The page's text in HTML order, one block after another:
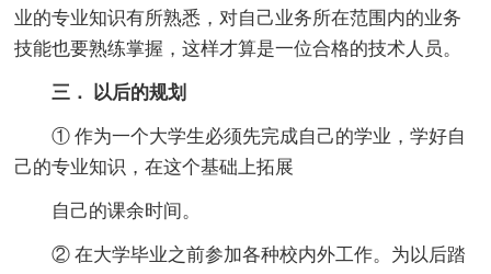
业的专业知识有所熟悉，对自己业务所在范围内的业务
技能也要熟练掌握，这样才算是一位合格的技术人员。
三． 以后的规划
① 作为一个大学生必须先完成自己的学业，学好自
己的专业知识，在这个基础上拓展
自己的课余时间。
② 在大学毕业之前参加各种校内外工作。为以后踏